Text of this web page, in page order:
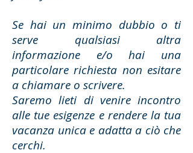
Se hai un minimo dubbio o ti
serve qualsiasi altra
informazione e/o hai una
particolare richiesta non esitare
a chiamare o scrivere.
Saremo lieti di venire incontro
alle tue esigenze e rendere la tua
vacanza unica e adatta a ciò che
cerchi.